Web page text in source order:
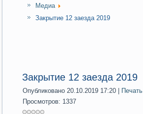
Медиа
Закрытие 12 заезда 2019
Закрытие 12 заезда 2019
Опубликовано 20.10.2019 17:20 Печать
Просмотров: 1337